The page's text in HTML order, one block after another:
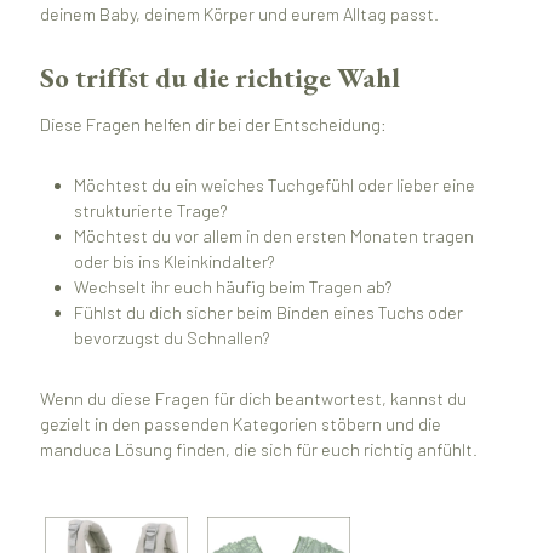
deinem Baby, deinem Körper und eurem Alltag passt.
So triffst du die richtige Wahl
Diese Fragen helfen dir bei der Entscheidung:
Möchtest du ein weiches Tuchgefühl oder lieber eine
strukturierte Trage?
Möchtest du vor allem in den ersten Monaten tragen
oder bis ins Kleinkindalter?
Wechselt ihr euch häufig beim Tragen ab?
Fühlst du dich sicher beim Binden eines Tuchs oder
bevorzugst du Schnallen?
Wenn du diese Fragen für dich beantwortest, kannst du
gezielt in den passenden Kategorien stöbern und die
manduca Lösung finden, die sich für euch richtig anfühlt.